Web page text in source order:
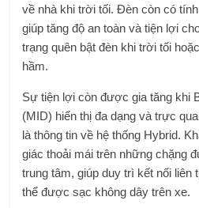
về nhà khi trời tối. Đèn còn có
giúp tăng độ an toàn và tiện lợi
trạng quên bật đèn khi trời tối
hầm.
Sự tiện lợi còn được gia tăng khi
(MID) hiển thị đa dạng và trực
là thông tin về hệ thống Hybrid.
giác thoải mái trên những chặng
trung tâm, giúp duy trì kết nối liên
thể được sạc không dây trên xe.